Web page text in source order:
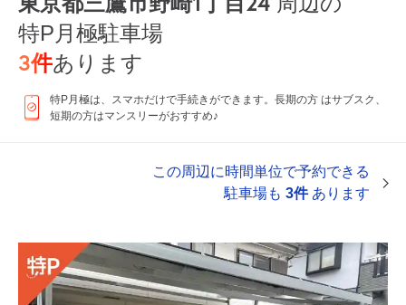
特P月極駐車場
3件あります
特P月極は、スマホだけで手続きができます。長期の方 はサブスク、
短期の方はマンスリーがおすすめ♪
この周辺に時間単位で予約できる
駐車場も 3件あります